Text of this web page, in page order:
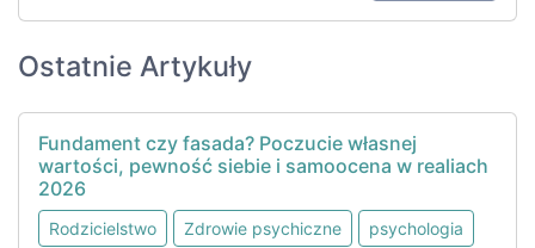
Ostatnie Artykuły
Fundament czy fasada? Poczucie własnej
wartości, pewność siebie i samoocena w realiach
2026
Rodzicielstwo Zdrowie psychiczne psychologia